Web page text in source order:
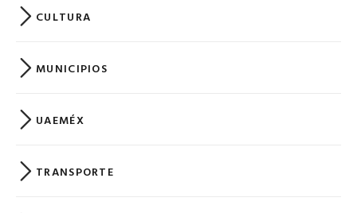
CULTURA
MUNICIPIOS
UAEMÉX
TRANSPORTE